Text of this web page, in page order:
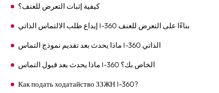
كيفية إثبات التعرض للعنف؟
إيداع طلب الالتماس الذاتي I-360 بناءًا على التعرض للعنف
ماذا يحدث بعد تقديم نموذج التماس I-360 الذاتي
ماذا يحدث بعد قبول التماس I-360 الخاص بك؟
Как подать ходатайство ЗЗЖН I-360?